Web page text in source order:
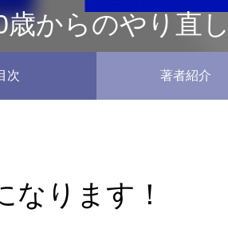
からのやり直
次 著者紹介
なります！